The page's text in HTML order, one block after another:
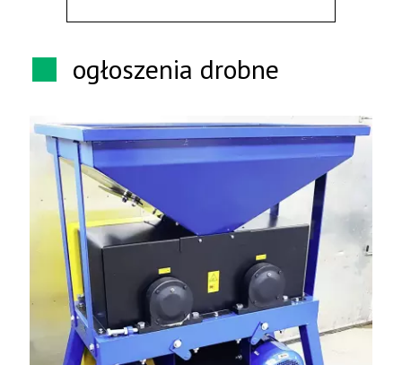
ogłoszenia drobne